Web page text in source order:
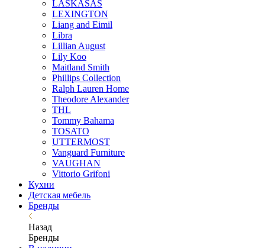
LASKASAS
LEXINGTON
Liang and Eimil
Libra
Lillian August
Lily Koo
Maitland Smith
Phillips Collection
Ralph Lauren Home
Theodore Alexander
THL
Tommy Bahama
TOSATO
UTTERMOST
Vanguard Furniture
VAUGHAN
Vittorio Grifoni
Кухни
Детская мебель
Бренды
Назад
Бренды